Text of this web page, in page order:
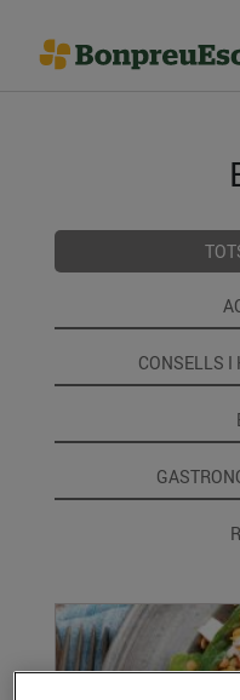
CONSELLS I